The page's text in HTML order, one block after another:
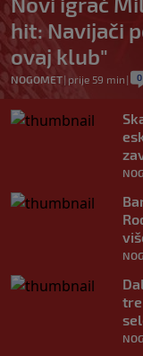
hit: Navijači
ovaj klub"
NOGOMET| prije 59 min | 0